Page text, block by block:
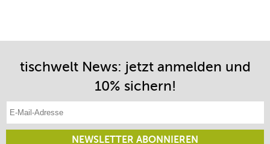
tischwelt News: jetzt anmelden und
10% sichern!
E-Mail-Adresse eintragen
NEWSLETTER ABONNIEREN